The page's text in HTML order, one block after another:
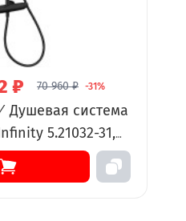
₽ 70 960 ₽ -31%
Душевая система
5.21032-31,
черный